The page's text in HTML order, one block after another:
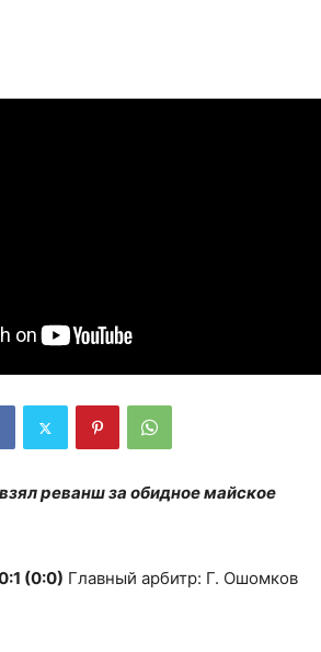
реванш за обидное майское
(0:0) Главный арбитр: Г. Ошомков